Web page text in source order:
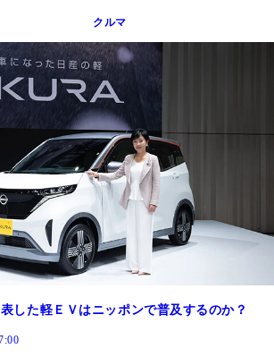
クルマ
した軽ＥＶはニッポンで普及するのか？